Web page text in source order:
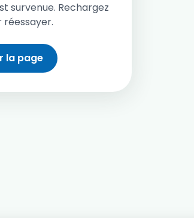
survenue. Rechargez
réessayer.
la page